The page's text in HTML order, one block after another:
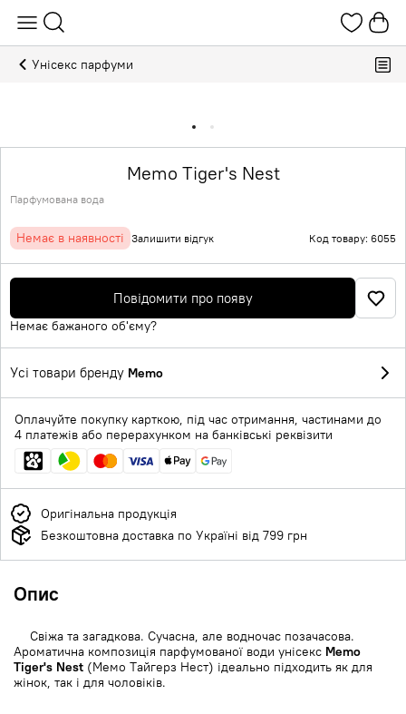
Унісекс парфуми
Memo Tiger's Nest
Парфумована вода
Немає в наявності Залишити відгук Код товару: 6055
Повідомити про появу
Немає бажаного об'єму?
Усі товари бренду Memo
Оплачуйте покупку карткою, під час отримання, частинами до
4 платежів або перерахунком на банківські реквізити
Оригінальна продукція
Безкоштовна доставка по Україні від 799 грн
Опис
Свіжа та загадкова. Сучасна, але водночас позачасова.
Ароматична композиція парфумованої води унісекс Memo
Tiger's Nest (Мемо Тайгерз Нест) ідеально підходить як для
жінок, так і для чоловіків.